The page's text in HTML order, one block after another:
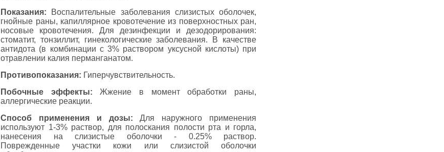
Показания: Воспалительные заболевания слизистых оболочек,
гнойные раны, капиллярное кровотечение из поверхностных ран,
носовые кровотечения. Для дезинфекции и дезодорирования:
стоматит, тонзиллит, гинекологические заболевания. В качестве
антидота (в комбинации с 3% раствором уксусной кислоты) при
отравлении калия перманганатом.
Противопоказания: Гиперчувствительность.
Побочные эффекты: Жжение в момент обработки раны,
аллергические реакции.
Способ применения и дозы: Для наружного применения
используют 1-3% раствор, для полоскания полости рта и горла,
нанесения на слизистые оболочки - 0.25% раствор.
Поврежденные участки кожи или слизистой оболочки